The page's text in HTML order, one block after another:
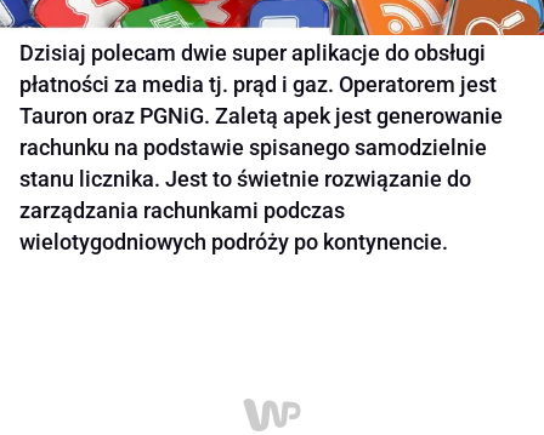
Dzisiaj polecam dwie super aplikacje do obsługi
płatności za media tj. prąd i gaz. Operatorem jest
Tauron oraz PGNiG. Zaletą apek jest generowanie
rachunku na podstawie spisanego samodzielnie
stanu licznika. Jest to świetnie rozwiązanie do
zarządzania rachunkami podczas
wielotygodniowych podróży po kontynencie.